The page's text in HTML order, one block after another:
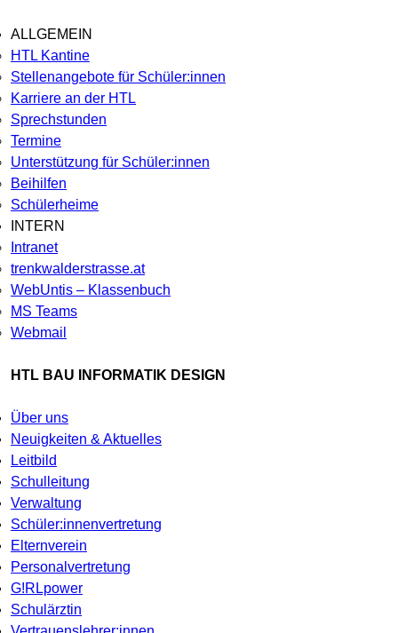
ALLGEMEIN
HTL Kantine
Stellenangebote für Schüler:innen
Karriere an der HTL
Sprechstunden
Termine
Unterstützung für Schüler:innen
Beihilfen
Schülerheime
INTERN
Intranet
trenkwalderstrasse.at
WebUntis – Klassenbuch
MS Teams
Webmail
HTL BAU INFORMATIK DESIGN
Über uns
Neuigkeiten & Aktuelles
Leitbild
Schulleitung
Verwaltung
Schüler:innenvertretung
Elternverein
Personalvertretung
G!RLpower
Schulärztin